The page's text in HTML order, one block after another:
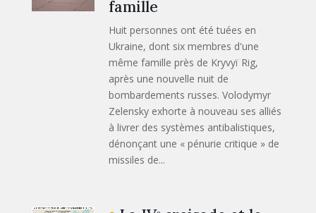
famille
Huit personnes ont été tuées en
Ukraine, dont six membres d'une
même famille près de Kryvyï Rig,
après une nouvelle nuit de
bombardements russes. Volodymyr
Zelensky exhorte à nouveau ses alliés
à livrer des systèmes antibalistiques,
dénonçant une « pénurie critique » de
missiles de...